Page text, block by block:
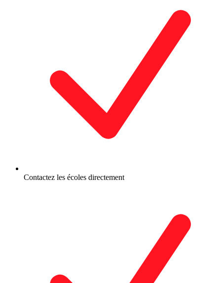
Contactez les écoles directement